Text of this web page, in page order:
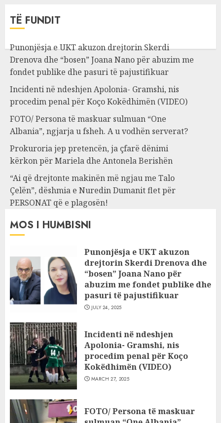
TË FUNDIT
Punonjësja e UKT akuzon drejtorin Skerdi
Drenova dhe “bosen” Joana Nano për abuzim me
fondet publike dhe pasuri të pajustifikuar
Incidenti në ndeshjen Apolonia- Gramshi, nis
procedim penal për Koço Kokëdhimën (VIDEO)
FOTO/ Persona të maskuar sulmuan “One
Albania”, ngjarja u fsheh. A u vodhën serverat?
Prokuroria jep pretencën, ja çfarë dënimi
kërkon për Mariela dhe Antonela Berishën
“Ai që drejtonte makinën më ngjau me Talo
Çelën”, dëshmia e Nuredin Dumanit flet për
PERSONAT që e plagosën!
MOS I HUMBISNI
Punonjësja e UKT akuzon
drejtorin Skerdi Drenova dhe
“bosen” Joana Nano për
abuzim me fondet publike dhe
pasuri të pajustifikuar
JULY 24, 2025
Incidenti në ndeshjen
Apolonia- Gramshi, nis
procedim penal për Koço
Kokëdhimën (VIDEO)
MARCH 27, 2025
FOTO/ Persona të maskuar